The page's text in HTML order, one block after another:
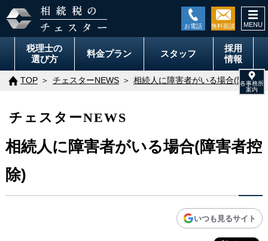
税理士の
選び方
料金プラン スタッフ
採用
情報
TOP チェスターNEWS 相続人に障害者がいる場合(障害者
チェスターNEWS
相続人に障害者がいる場合(障害者控
除)
いつも見るサイト